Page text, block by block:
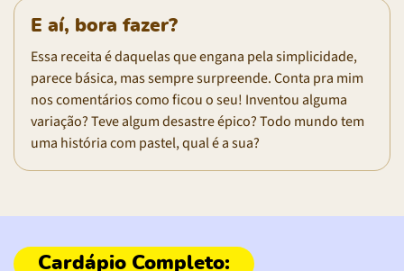
E aí, bora fazer?
Essa receita é daquelas que engana pela simplicidade,
parece básica, mas sempre surpreende. Conta pra mim
nos comentários como ficou o seu! Inventou alguma
variação? Teve algum desastre épico? Todo mundo tem
uma história com pastel, qual é a sua?